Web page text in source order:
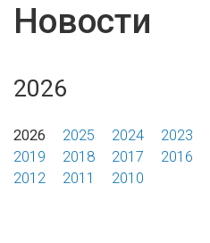
Новости
2026
2026 2025 2024 2023
2019
2018 2017 2016
2012
2011 2010